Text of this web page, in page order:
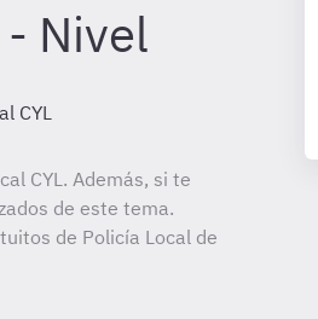
Nivel
CYL
CYL. Además, si te
de este tema.
de Policía Local de